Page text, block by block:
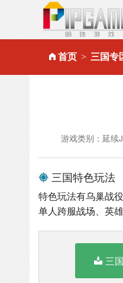
首页 三国专
游戏类别：延续
三国特色玩法
特色玩法有乌巢战
单人跨服战场、英
三